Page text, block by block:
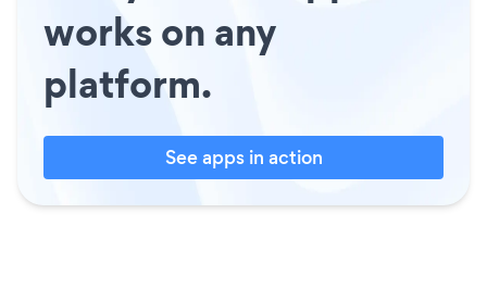
works on any
platform.
See apps in action